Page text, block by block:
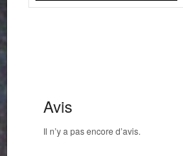
Avis
Il n’y a pas encore d’avis.